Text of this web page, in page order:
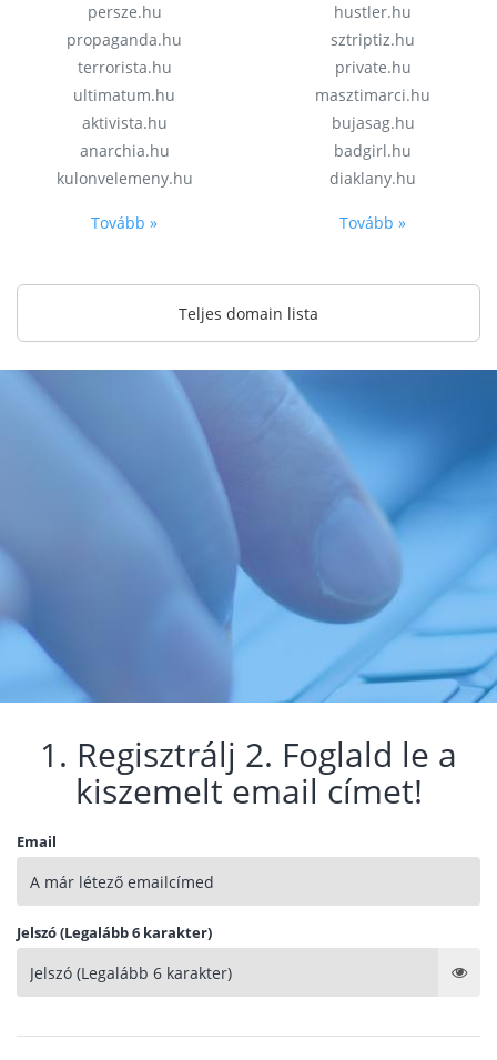
persze.hu
propaganda.hu
terrorista.hu
ultimatum.hu
aktivista.hu
anarchia.hu
kulonvelemeny.hu
Tovább »
hustler.hu
sztriptiz.hu
private.hu
masztimarci.hu
bujasag.hu
badgirl.hu
diaklany.hu
Tovább »
Teljes domain lista
1. Regisztrálj 2. Foglald le a
kiszemelt email címet!
Email
Jelszó (Legalább 6 karakter)